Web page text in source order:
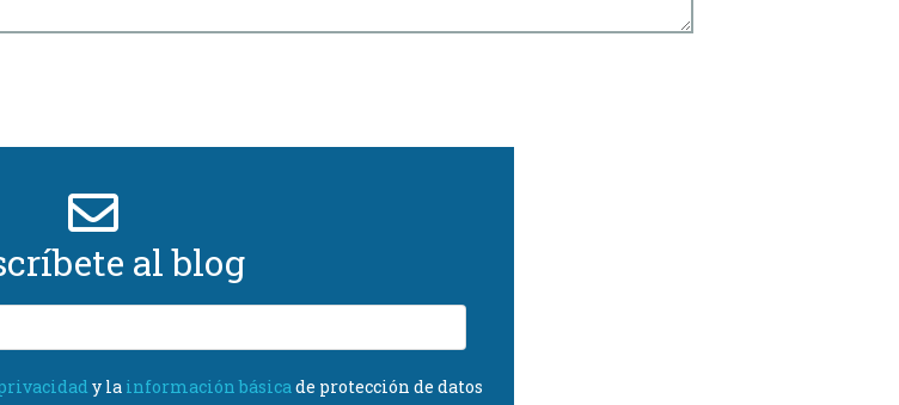
al blog
y la información básicade protección de datos